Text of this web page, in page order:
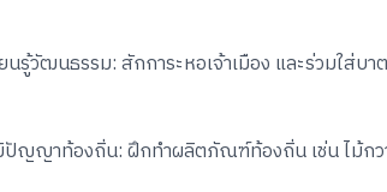
นรู้วัฒนธรรม: สักการะหอเจ้าเมือง และร่วมใส่บ
ญญาท้องถิ่น: ฝึกทำผลิตภัณฑ์ท้องถิ่น เช่น ไม้กว